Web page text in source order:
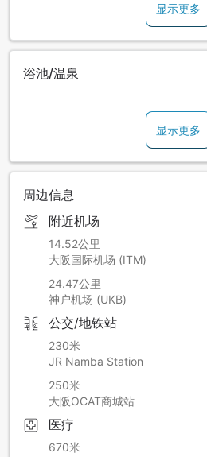
显示更多
浴池/温泉
显示更多
周边信息
附近机场
14.52公里
大阪国际机场 (ITM)
24.47公里
神户机场 (UKB)
公交/地铁站
230米
JR Namba Station
250米
大阪OCAT商城站
医疗
670米